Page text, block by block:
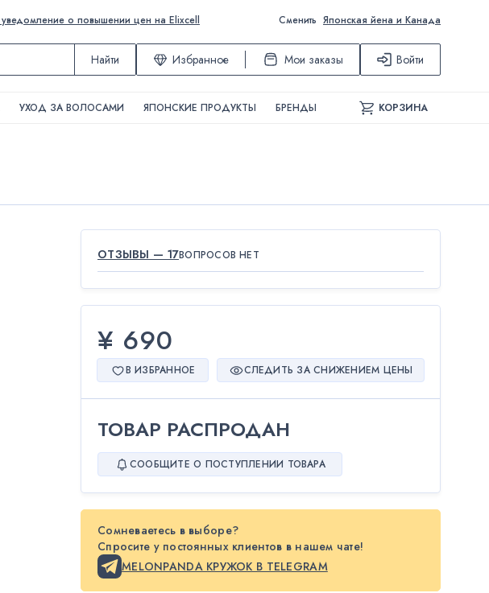
о повышении цен на Elixcell Сменить Японская йена и Канада
Найти Избранное Мои заказы Войти
УХОД ЗА ВОЛОСАМИ ЯПОНСКИЕ ПРОДУКТЫ БРЕНДЫ КОРЗИНА
ОТЗЫВЫ — 17ВОПРОСОВ НЕТ
¥ 690
В ИЗБРАННОЕ СЛЕДИТЬ ЗА СНИЖЕНИЕМ ЦЕНЫ
ТОВАР РАСПРОДАН
СООБЩИТЕ О ПОСТУПЛЕНИИ ТОВАРА
Сомневаетесь в выборе?
Спросите у постоянных клиентов в нашем чате!
MELONPANDA КРУЖОК В TELEGRAM